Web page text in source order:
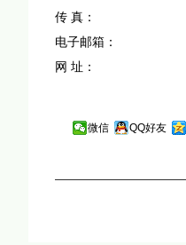
传 真：
电子邮箱：
网 址：
微信 QQ好友